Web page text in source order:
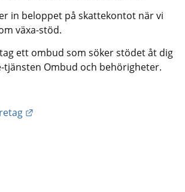
in beloppet på skattekontot när vi
växa-stöd.
ett ombud som söker stödet åt dig
tjänsten Ombud och behörigheter.